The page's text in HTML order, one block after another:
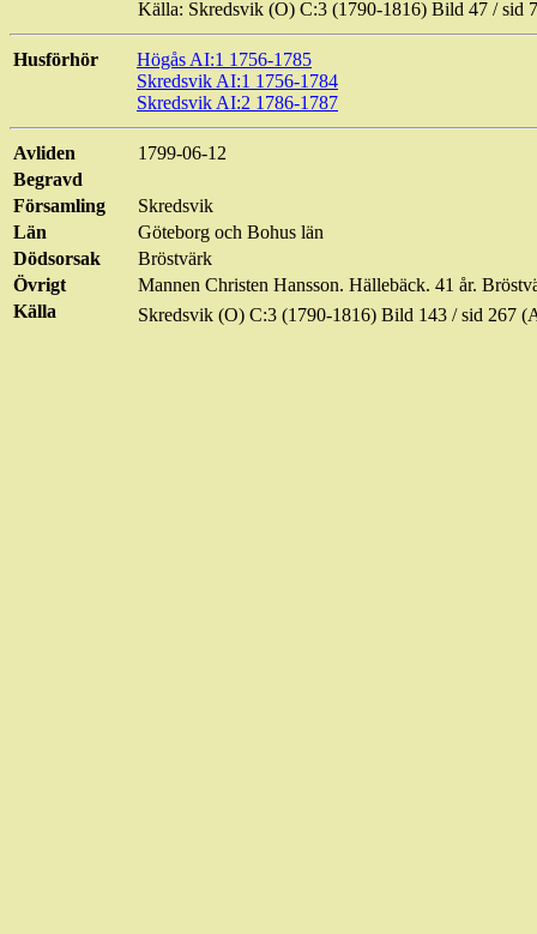
Källa: Skredsvik (O) C:3 (1790-1816) Bild 47 / sid
Husförhör Högås AI:1 1756-1785
Skredsvik AI:1 1756-1784
Skredsvik AI:2 1786-1787
Avliden
1799-06-12
Begravd
Församling
Skredsvik
Län
Göteborg och Bohus län
Dödsorsak
Bröstvärk
Övrigt
Mannen Christen Hansson. Hällebäck. 41 år.
Källa
Skredsvik (O) C:3 (1790-1816) Bild 143 / sid 267